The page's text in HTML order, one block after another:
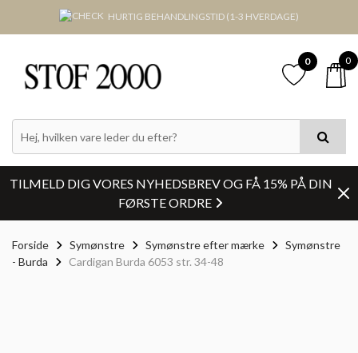
HURTIG BEHANDLINGSTID (1-3 HVERDAGE)
0 0
TILMELD DIG VORES NYHEDSBREV OG FÅ 15% PÅ DIN
FØRSTE ORDRE
Forside Symønstre Symønstre efter mærke
Symønstre
- Burda
Cardigan Burda 6053 str. 34-48